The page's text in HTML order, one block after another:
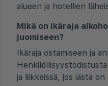
alueen ja hotellien
Mikä on ikäraja
juomiseen?
Ikäraja ostamiseen ja
ja liikkeissä, jos iästä